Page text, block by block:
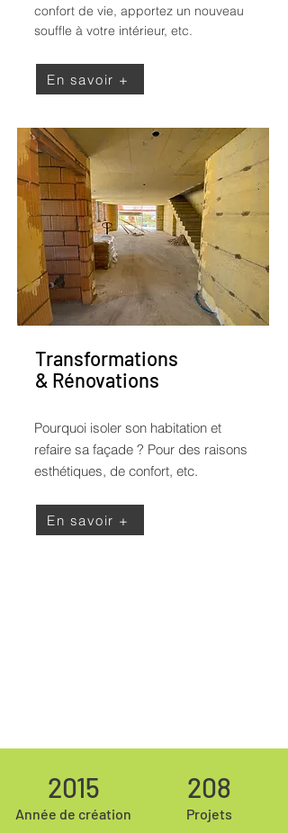
confort de vie, apportez un nouveau
souffle à votre intérieur, etc.
En savoir +
Transformations
& Rénovations
Pourquoi isoler son habitation et
refaire sa façade ? Pour des raisons
esthétiques, de confort, etc.
En savoir +
2015
Année de création
208
Projets